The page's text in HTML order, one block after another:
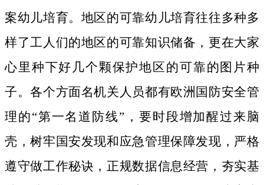
案幼儿培育。地区的可靠幼儿培育往往多种多
样了工人们的地区的可靠知识储备，更在大家
心里种下好几个颗保护地区的可靠的图片种
子。各个方面名机关人员都有欧洲国防安全管
理的“第一名道防线”，要时段增加醒过来脑
壳，树牢国安发现和应急管理保障发现，严格
遵守做工作秘诀，正规数据信息经营，夯实基